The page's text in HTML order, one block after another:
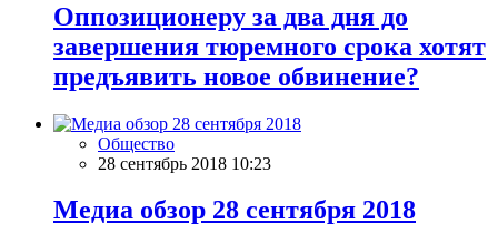
Оппозиционеру за два дня до
завершения тюремного срока хотят
предъявить новое обвинение?
Общество
28 сентябрь 2018 10:23
Meдиа обзор 28 сентября 2018